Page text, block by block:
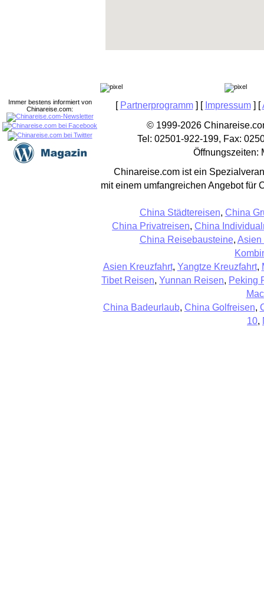
[ Partnerprogramm] [ Impressum] [
© 1999-2026
Tel: 02501-922-199, Fax:
Öffnungszeiten:
Chinareise.com ist ein
mit einem umfangreichen Angebot für
China Städtereisen, China
China Privatreisen, China
China Reisebausteine, Asien
Asien Kreuzfahrt, Yangtze Kreuzfahrt,
Tibet Reisen, Yunnan Reisen, Peking
China Badeurlaub, China Golfreisen,
10,
Immer bestens informiert von
Chinareise.com: